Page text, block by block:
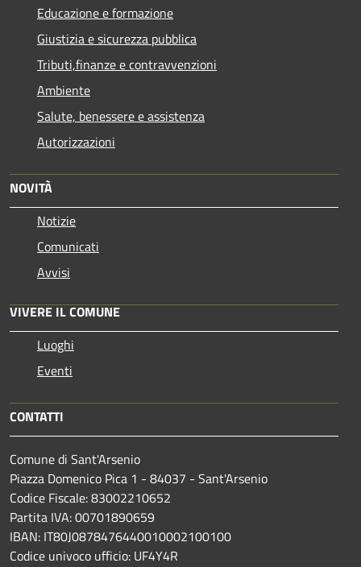
Educazione e formazione
Giustizia e sicurezza pubblica
Tributi,finanze e contravvenzioni
Ambiente
Salute, benessere e assistenza
Autorizzazioni
NOVITÀ
Notizie
Comunicati
Avvisi
VIVERE IL COMUNE
Luoghi
Eventi
CONTATTI
Comune di Sant'Arsenio
Piazza Domenico Pica 1 - 84037 - Sant'Arsenio
Codice Fiscale: 83002210652
Partita IVA: 00701890659
IBAN: IT80J0878476440010002100100
Codice univoco ufficio: UF4Y4R